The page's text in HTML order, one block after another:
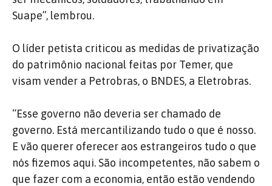
Suape”, lembrou.
O líder petista criticou as medidas de privatização
do patrimônio nacional feitas por Temer, que
visam vender a Petrobras, o BNDES, a Eletrobras.
“Esse governo não deveria ser chamado de
governo. Está mercantilizando tudo o que é nosso.
E vão querer oferecer aos estrangeiros tudo o que
nós fizemos aqui. São incompetentes, não sabem o
que fazer com a economia, então estão vendendo